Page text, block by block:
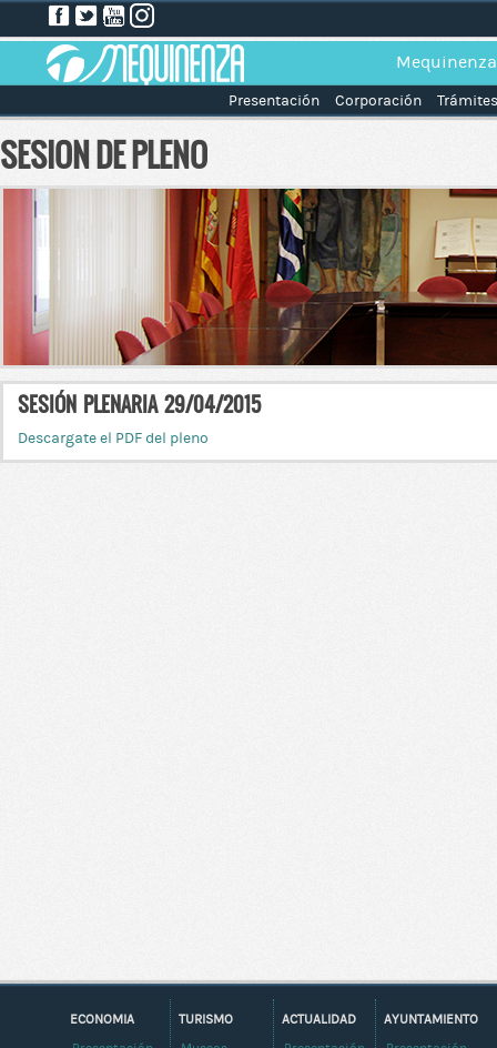
Mequinenza
Presentación Corporación Trámites
SESION DE PLENO
SESIÓN PLENARIA 29/04/2015
Descargate el PDF del pleno
AYUNTAMIENTO
ACTUALIDAD
TURISMO
ECONOMIA